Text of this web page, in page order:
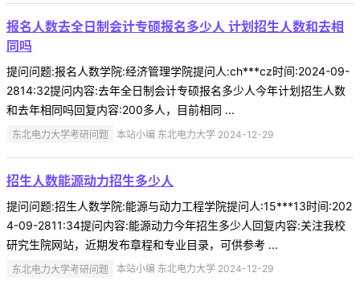
报名人数去全日制会计专硕报名多少人 计划招生人数和去相
同吗
提问问题:报名人数学院:经济管理学院提问人:ch***cz时间:2024-09-
2814:32提问内容:去年全日制会计专硕报名多少人今年计划招生人数
和去年相同吗回复内容:200多人，目前相同 ...
东北电力大学考研问题 本站小编 东北电力大学 2024-12-29
招生人数能源动力招生多少人
提问问题:招生人数学院:能源与动力工程学院提问人:15***13时间:202
4-09-2811:34提问内容:能源动力今年招生多少人回复内容:关注我校
研究生院网站，近期发布章程和专业目录，可供参考 ...
东北电力大学考研问题 本站小编 东北电力大学 2024-12-29